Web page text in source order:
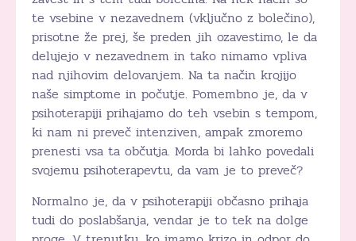
te vsebine v nezavednem (vključno z bolečino),
prisotne že prej, še preden jih ozavestimo, le da
delujejo v nezavednem in tako nimamo vpliva
nad njihovim delovanjem. Na ta način krojijo
naše simptome in počutje. Pomembno je, da v
psihoterapiji prihajamo do teh vsebin s tempom,
ki nam ni preveč intenziven, ampak zmoremo
prenesti vsa ta občutja. Morda bi lahko povedali
svojemu psihoterapevtu, da vam je to preveč?
Normalno je, da v psihoterapiji občasno prihaja
tudi do poslabšanja, vendar je to tek na dolge